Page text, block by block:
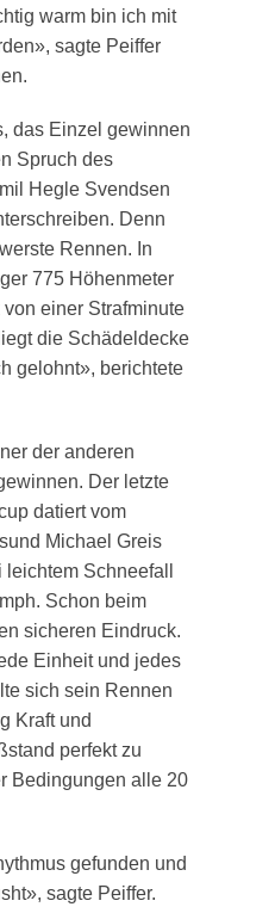
warm bin ich mit
sagte Peiffer
das Einzel gewinnen
Spruch des
Hegle Svendsen
Denn
Rennen. In
775 Höhenmeter
einer Strafminute
die Schädeldecke
gelohnt», berichtete
der anderen
Der letzte
datiert vom
Michael Greis
Schneefall
Schon beim
sicheren Eindruck.
Einheit und jedes
sich sein Rennen
Kraft und
perfekt zu
Bedingungen alle 20
gefunden und
sagte Peiffer.